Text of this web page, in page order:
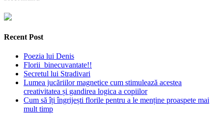
Recent Post
Poezia lui Denis
Florii binecuvantate!!
Secretul lui Stradivari
Lumea jucăriilor magnetice cum stimulează acestea
creativitatea și gandirea logica a copiilor
Cum să îți îngrijești florile pentru a le menține proaspete mai
mult timp